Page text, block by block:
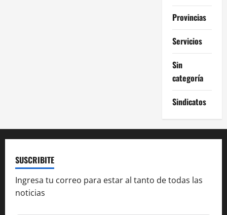
Provincias
Servicios
Sin
categoría
Sindicatos
SUSCRIBITE
Ingresa tu correo para estar al tanto de todas las
noticias